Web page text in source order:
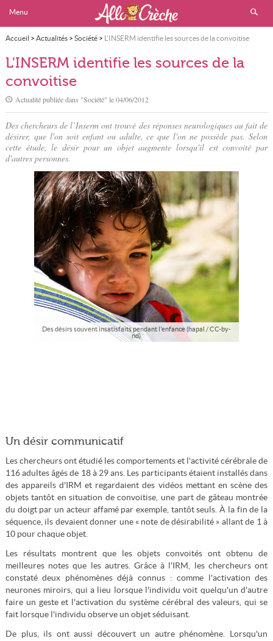
Menu
Accueil > Actualités> Société> L'INSERM identifie les sources de la convoitise
L'INSERM identifie les sources de la
convoitise
Actualité publiée dans "Société" le04/06/2012
Des chercheurs de l’Inserm ont trouvé des réponses neurologiques au fait de
désirer, que l'on soit enfant ou adulte, ce que l'on ne possède pas. Selon
cette étude, le désir pour un objet augmente lorsqu'il est convoité par
d'autres personnes.
Des désirs souvent insatisfaits pendant l'enfance (hapal / CC-by-
nd)
Un désir communicatif
Les chercheurs ont étudié les comportements et l'activité cérébrale de
116 adultes âgés de 18 à 29 ans. Les participants étaient installés dans
des appareils d'IRM et regardaient des vidéos mettant en scène des
objets tantôt en situation de convoitise, une part de gâteau montrée
du doigt par un acteur affamé par exemple, tantôt seuls. À la fin de la
séquence, ils devaient donner une « note de désirabilité » allant de 1 à
10 pour chaque objet.
Les résultats montrent que les objets convoités ont obtenu de
meilleures notes que les autres. Grâce à l'IRM, les chercheurs ont
constaté deux phénomènes déjà connus : comme l'activation des
neurones miroirs, qui a lieu lorsque l'individu voit quelqu'un d'autre
faire un geste et l'activation du système cérébral des valeurs, qui se
fait lorsque l'individu observe un objet séduisant.
De plus, ils ont aussi découvert un autre phénomène. Lorsqu'un